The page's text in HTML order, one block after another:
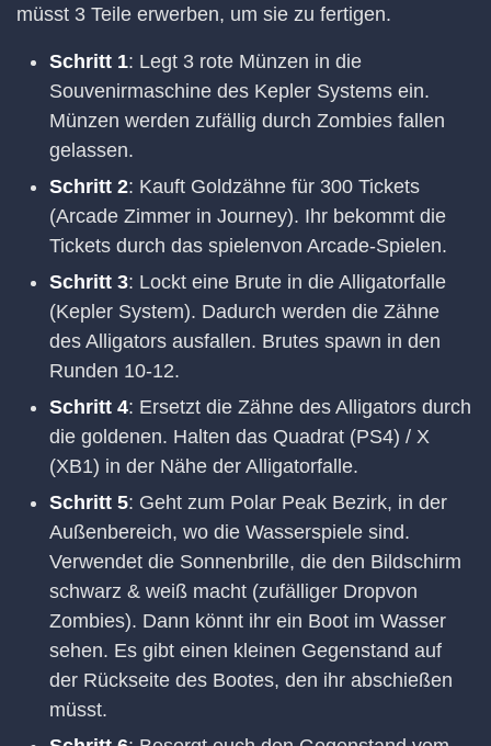
müsst 3 Teile erwerben, um sie zu fertigen.
Schritt 1: Legt 3 rote Münzen in die
Souvenirmaschine des Kepler Systems ein.
Münzen werden zufällig durch Zombies fallen
gelassen.
Schritt 2: Kauft Goldzähne für 300 Tickets
(Arcade Zimmer in Journey). Ihr bekommt die
Tickets durch das spielenvon Arcade-Spielen.
Schritt 3: Lockt eine Brute in die Alligatorfalle
(Kepler System). Dadurch werden die Zähne
des Alligators ausfallen. Brutes spawn in den
Runden 10-12.
Schritt 4: Ersetzt die Zähne des Alligators durch
die goldenen. Halten das Quadrat (PS4) / X
(XB1) in der Nähe der Alligatorfalle.
Schritt 5: Geht zum Polar Peak Bezirk, in der
Außenbereich, wo die Wasserspiele sind.
Verwendet die Sonnenbrille, die den Bildschirm
schwarz & weiß macht (zufälliger Dropvon
Zombies). Dann könnt ihr ein Boot im Wasser
sehen. Es gibt einen kleinen Gegenstand auf
der Rückseite des Bootes, den ihr abschießen
müsst.